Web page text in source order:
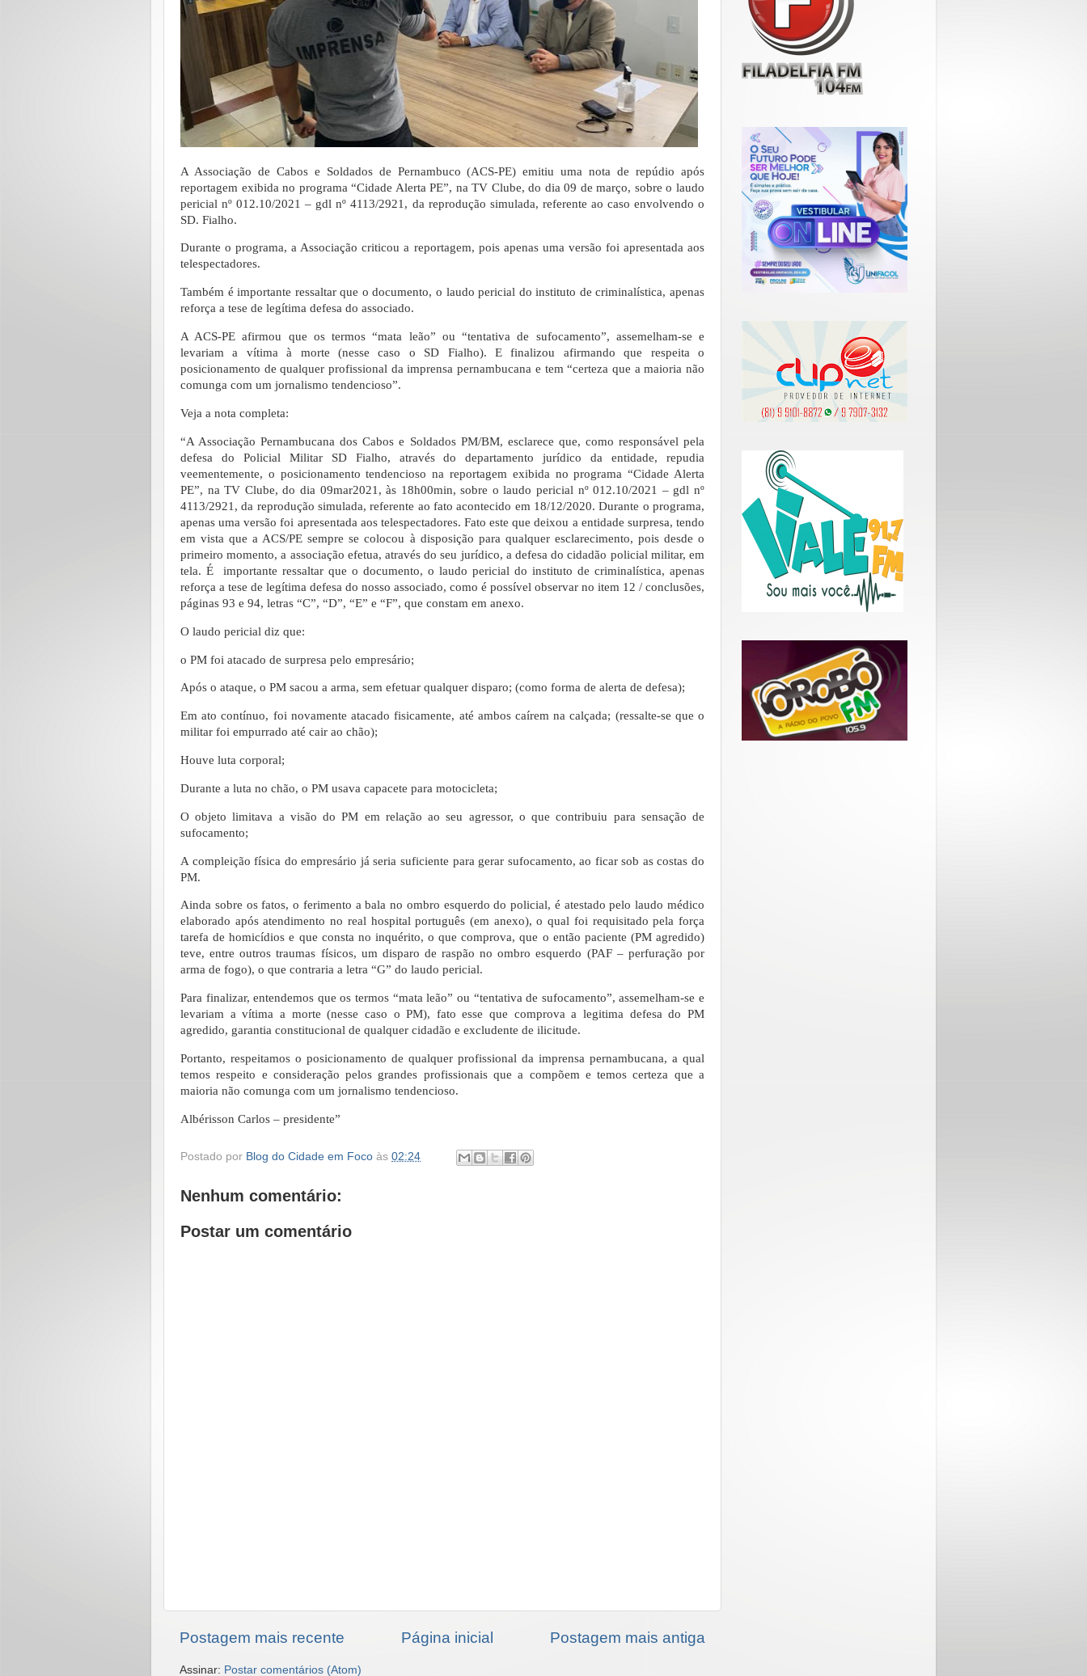
A Associação de Cabos e Soldados de Pernambuco (ACS-PE) emitiu uma nota de repúdio após
reportagem exibida no programa “Cidade Alerta PE”, na TV Clube, do dia 09 de março, sobre o laudo
pericial nº 012.10/2021 – gdl nº 4113/2921, da reprodução simulada, referente ao caso envolvendo o
SD. Fialho.
Durante o programa, a Associação criticou a reportagem, pois apenas uma versão foi apresentada aos
telespectadores.
Também é importante ressaltar que o documento, o laudo pericial do instituto de criminalística, apenas
reforça a tese de legítima defesa do associado.
A ACS-PE afirmou que os termos “mata leão” ou “tentativa de sufocamento”, assemelham-se e
levariam a vítima à morte (nesse caso o SD Fialho). E finalizou afirmando que respeita o
posicionamento de qualquer profissional da imprensa pernambucana e tem “certeza que a maioria não
comunga com um jornalismo tendencioso”.
Veja a nota completa:
“A Associação Pernambucana dos Cabos e Soldados PM/BM, esclarece que, como responsável pela
defesa do Policial Militar SD Fialho, através do departamento jurídico da entidade, repudia
veementemente, o posicionamento tendencioso na reportagem exibida no programa “Cidade Alerta
PE”, na TV Clube, do dia 09mar2021, às 18h00min, sobre o laudo pericial nº 012.10/2021 – gdl nº
4113/2921, da reprodução simulada, referente ao fato acontecido em 18/12/2020. Durante o programa,
apenas uma versão foi apresentada aos telespectadores. Fato este que deixou a entidade surpresa, tendo
em vista que a ACS/PE sempre se colocou à disposição para qualquer esclarecimento, pois desde o
primeiro momento, a associação efetua, através do seu jurídico, a defesa do cidadão policial militar, em
tela. É importante ressaltar que o documento, o laudo pericial do instituto de criminalística, apenas
reforça a tese de legítima defesa do nosso associado, como é possível observar no item 12 / conclusões,
páginas 93 e 94, letras “C”, “D”, “E” e “F”, que constam em anexo.
O laudo pericial diz que:
o PM foi atacado de surpresa pelo empresário;
Após o ataque, o PM sacou a arma, sem efetuar qualquer disparo; (como forma de alerta de defesa);
Em ato contínuo, foi novamente atacado fisicamente, até ambos caírem na calçada; (ressalte-se que o
militar foi empurrado até cair ao chão);
Houve luta corporal;
Durante a luta no chão, o PM usava capacete para motocicleta;
O objeto limitava a visão do PM em relação ao seu agressor, o que contribuiu para sensação de
sufocamento;
A compleição física do empresário já seria suficiente para gerar sufocamento, ao ficar sob as costas do
PM.
Ainda sobre os fatos, o ferimento a bala no ombro esquerdo do policial, é atestado pelo laudo médico
elaborado após atendimento no real hospital português (em anexo), o qual foi requisitado pela força
tarefa de homicídios e que consta no inquérito, o que comprova, que o então paciente (PM agredido)
teve, entre outros traumas físicos, um disparo de raspão no ombro esquerdo (PAF – perfuração por
arma de fogo), o que contraria a letra “G” do laudo pericial.
Para finalizar, entendemos que os termos “mata leão” ou “tentativa de sufocamento”, assemelham-se e
levariam a vítima a morte (nesse caso o PM), fato esse que comprova a legitima defesa do PM
agredido, garantia constitucional de qualquer cidadão e excludente de ilicitude.
Portanto, respeitamos o posicionamento de qualquer profissional da imprensa pernambucana, a qual
temos respeito e consideração pelos grandes profissionais que a compõem e temos certeza que a
maioria não comunga com um jornalismo tendencioso.
Albérisson Carlos – presidente”
Postado por Blog do Cidade em Foco às 02:24
Nenhum comentário:
Postar um comentário
Postagem mais recente Postagem mais antiga
Página inicial
Assinar: Postar comentários (Atom)